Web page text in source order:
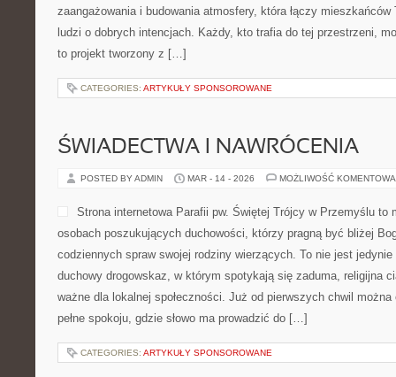
zaangażowania i budowania atmosfery, która łączy
ludzi o dobrych intencjach. Każdy, kto trafia do tej przestrzeni,
to projekt tworzony z […]
CATEGORIES: ARTYKUŁY SPONSOROWANE
ŚWIADECTWA I NAWRÓCENIA
POSTED BY ADMIN MAR - 14 - 2026 MOŻLIWOŚĆ
Strona internetowa Parafii pw. Świętej Trójcy w Przemyślu to
osobach poszukujących duchowości, którzy pragną być bliżej
codziennych spraw swojej rodziny wierzących. To nie jest jedynie
duchowy drogowskaz, w którym spotykają się zaduma, religijna
ważne dla lokalnej społeczności. Już od pierwszych chwil
pełne spokoju, gdzie słowo ma prowadzić do […]
CATEGORIES: ARTYKUŁY SPONSOROWANE